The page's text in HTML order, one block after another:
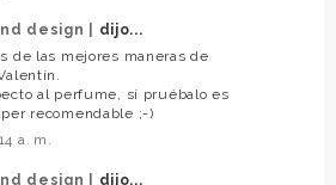
design |
dijo...
de las mejores maneras de
al perfume, sí pruébalo es
recomendable ;-)
a. m.
design |
dijo...